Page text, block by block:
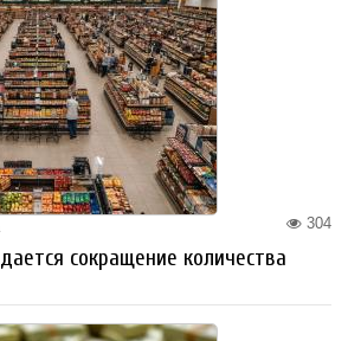
304
сокращение количества